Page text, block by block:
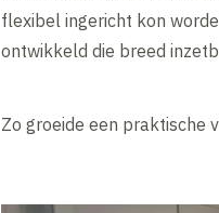
flexibel ingericht kon
ontwikkeld die breed
Zo groeide een praktische